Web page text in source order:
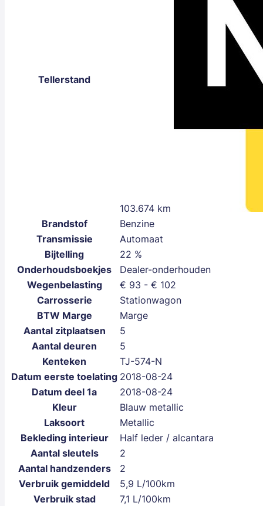
Tellerstand
103.674 km
Brandstof
Benzine
Transmissie
Automaat
Bijtelling
22 %
Onderhoudsboekjes
Dealer-onderhouden
Wegenbelasting
€ 93 - € 102
Carrosserie
Stationwagon
BTW Marge
Marge
Aantal zitplaatsen
5
Aantal deuren
5
Kenteken
TJ-574-N
Datum eerste toelating 2018-08-24
Datum deel 1a
2018-08-24
Kleur
Blauw metallic
Laksoort
Metallic
Bekleding interieur
Half leder / alcantara
Aantal sleutels
2
Aantal handzenders
2
Verbruik gemiddeld
5,9 L/100km
Verbruik stad
7,1 L/100km